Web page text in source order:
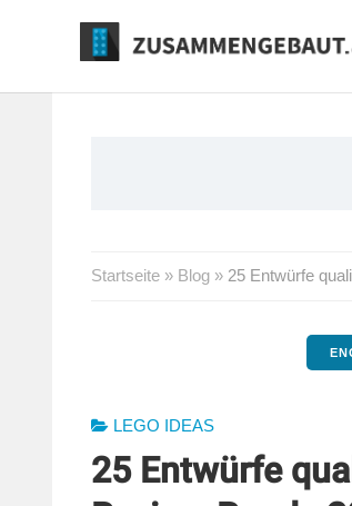
Startseite » Blog » 25 Entwürfe
LEGO IDEAS
25 Entwürfe